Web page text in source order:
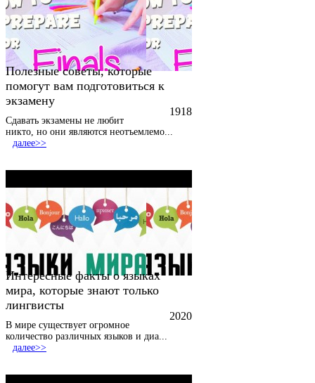
Полезные советы, которые
помогут вам подготовиться к
экзамену
1918
Сдавать экзамены не любит
никто, но они являются неотъемлемо
далее>>
Интересные факты о языках
мира, которые знают только
лингвисты
2020
В мире существует огромное
количество различных языков и диа
далее>>